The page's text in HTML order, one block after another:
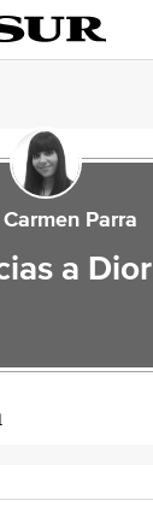
Carmen Parra
a Dior